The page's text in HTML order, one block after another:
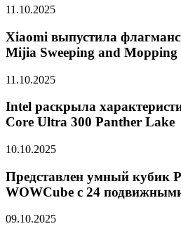
11.10.2025
Xiaomi выпустила
Mijia Sweeping and Mopping
11.10.2025
Intel раскрыла
Core Ultra 300 Panther Lake
10.10.2025
Представлен умный кубик
WOWCube с 24
09.10.2025